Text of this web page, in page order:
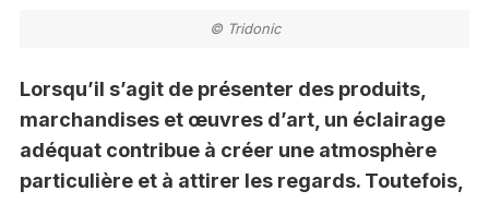
© Tridonic
Lorsqu’il s’agit de présenter des produits,
marchandises et œuvres d’art, un éclairage
adéquat contribue à créer une atmosphère
particulière et à attirer les regards. Toutefois,